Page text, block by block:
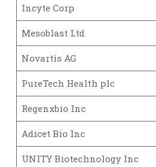
Incyte Corp
Mesoblast Ltd
Novartis AG
PureTech Health plc
Regenxbio Inc
Adicet Bio Inc
UNITY Biotechnology Inc